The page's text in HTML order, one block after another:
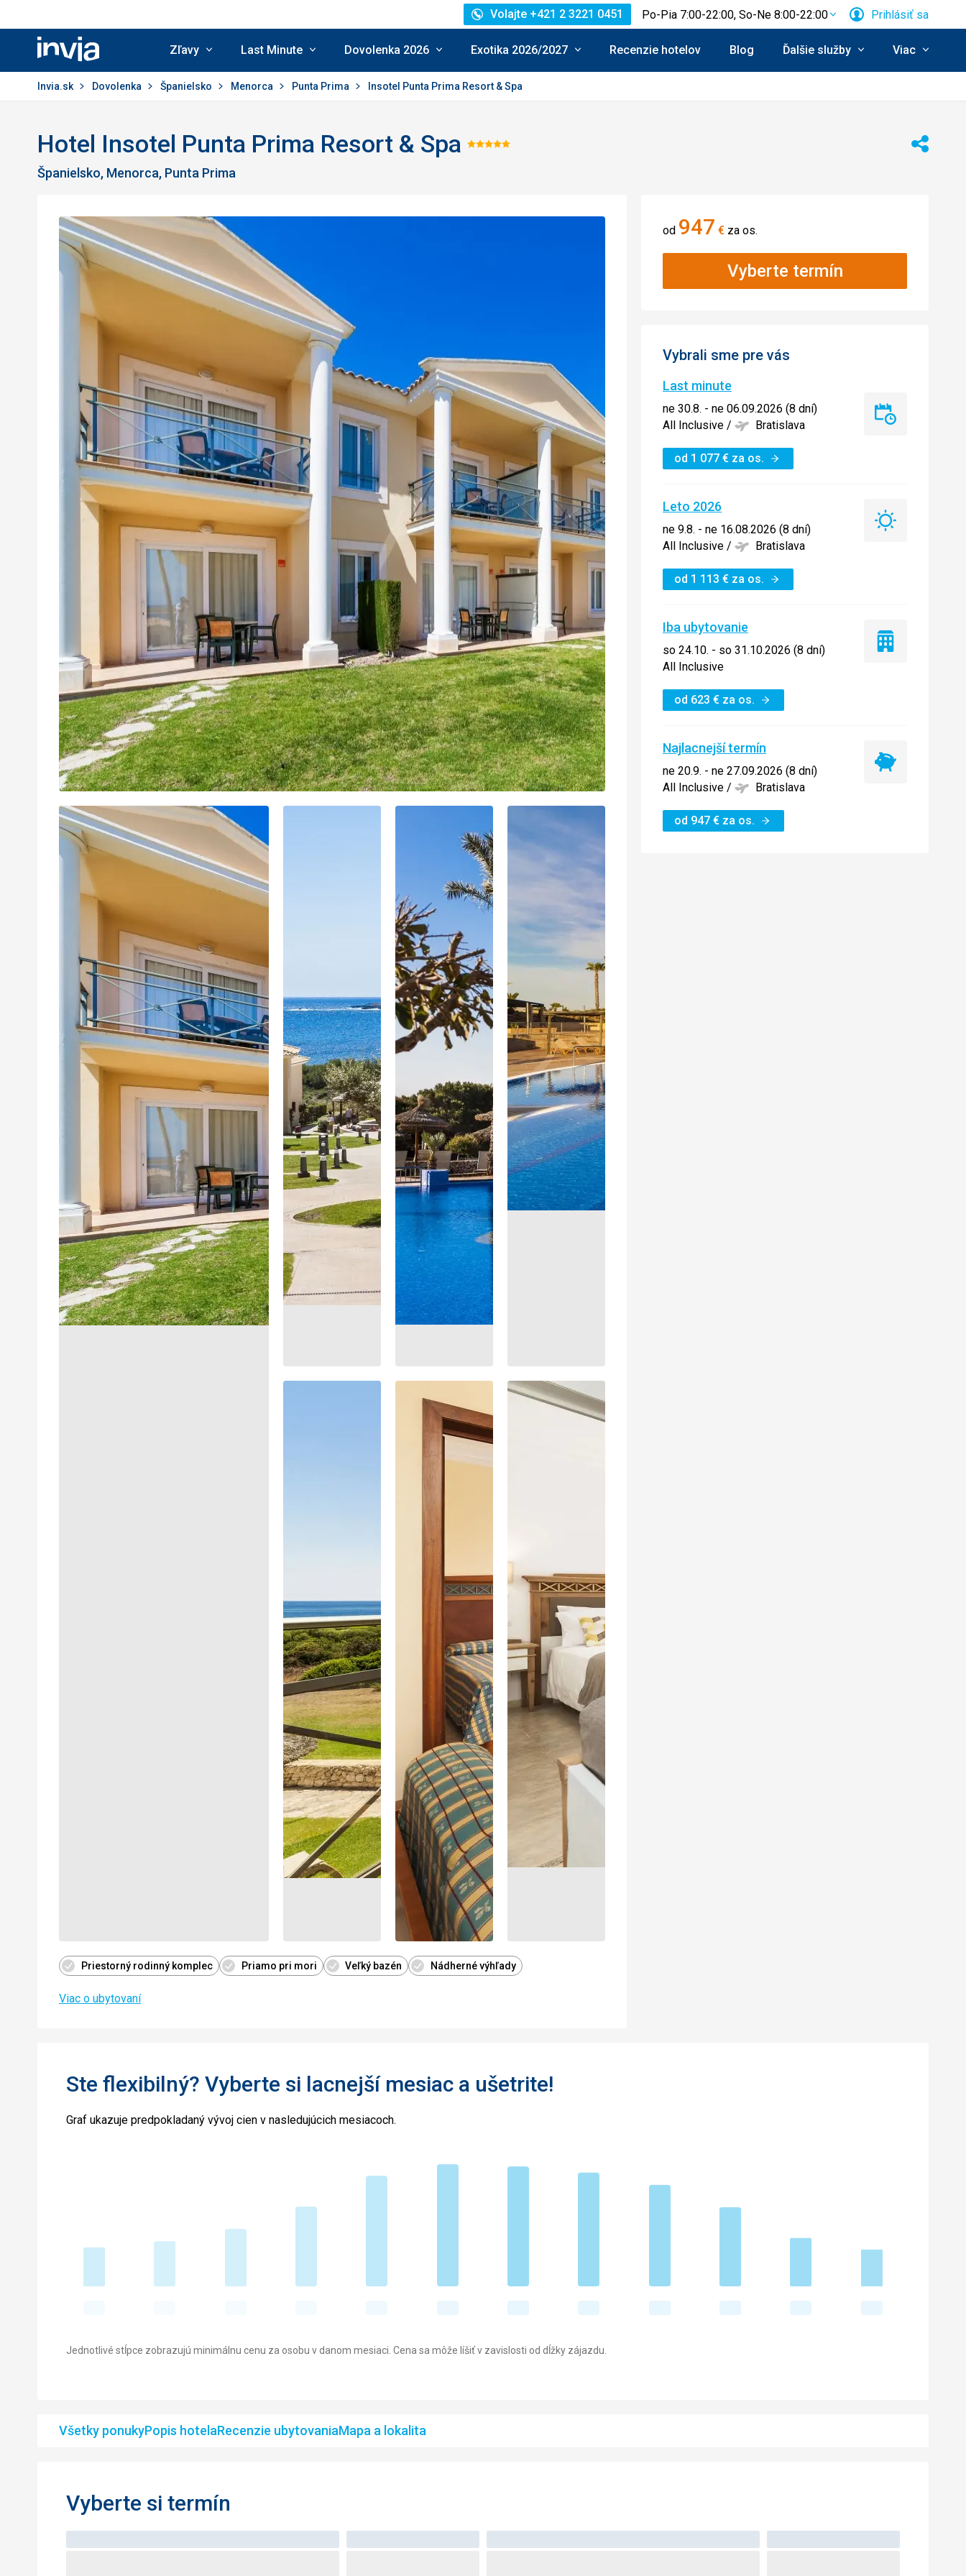
Invia.sk
Volajte +421 2 3221 0451 Po-Pia 7:00-22:00, So-Ne 8:00-22:00 Prihlásiť sa
Zľavy Last Minute Dovolenka 2026 Exotika 2026/2027 Recenzie hotelov Blog Ďalšie služby Viac
Invia.sk Dovolenka Španielsko Menorca Punta Prima Insotel Punta Prima Resort & Spa
Hotel Insotel Punta Prima Resort & Spa Hodnotenie:
Španielsko, Menorca, Punta Prima
Zdieľať
Priestorný rodinný komplec Priamo pri mori Veľký bazén Nádherné výhľady
Viac o ubytovaní
od 947 € za os.
Vyberte termín
Vybrali sme pre vás
Last minute
ne 30.8. - ne 06.09.2026 (8 dní)
All Inclusive / Bratislava
od 1 077 € za os.
Last
Leto 2026
ne 9.8. - ne 16.08.2026 (8 dní)
All Inclusive / Bratislava
od 1 113 € za os.
Leto
Iba ubytovanie
so 24.10. - so 31.10.2026 (8 dní)
All Inclusive
od 623 € za os.
Iba
Najlacnejší termín
ne 20.9. - ne 27.09.2026 (8 dní)
All Inclusive / Bratislava
od 947 € za os.
Najlacnejší
Ste flexibilný? Vyberte si lacnejší mesiac a ušetrite!
Graf ukazuje predpokladaný vývoj cien v nasledujúcich mesiacoch.
Jednotlivé stĺpce zobrazujú minimálnu cenu za osobu v danom mesiaci. Cena sa môže líšiť v zavislosti od dĺžky zájazdu.
Všetky ponukyPopis hotelaRecenzie ubytovaniaMapa a lokalita
Vyberte si termín